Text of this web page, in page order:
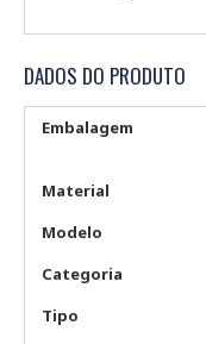
DADOS DO PRODUTO
Embalagem
Material
Modelo
Categoria
Tipo